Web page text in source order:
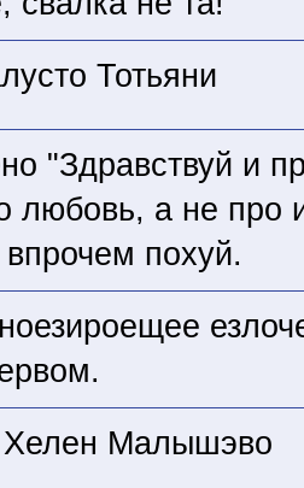
Тотьяни
"Здравствуй и
любовь, а не про
похуй.
Хелен Малышэво